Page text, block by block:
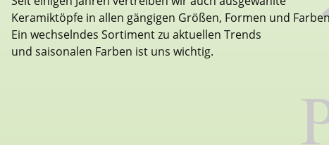
Keramiktöpfe in allen gängigen Größen, Formen und
Ein wechselndes Sortiment zu aktuellen Trends
und saisonalen Farben ist uns wichtig.